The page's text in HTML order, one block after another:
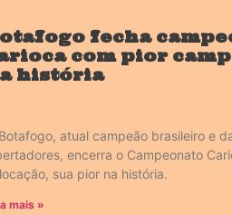
fecha
com pior
história
atual campeão brasileiro e
encerra o Campeonato
sua pior na história.
mais »